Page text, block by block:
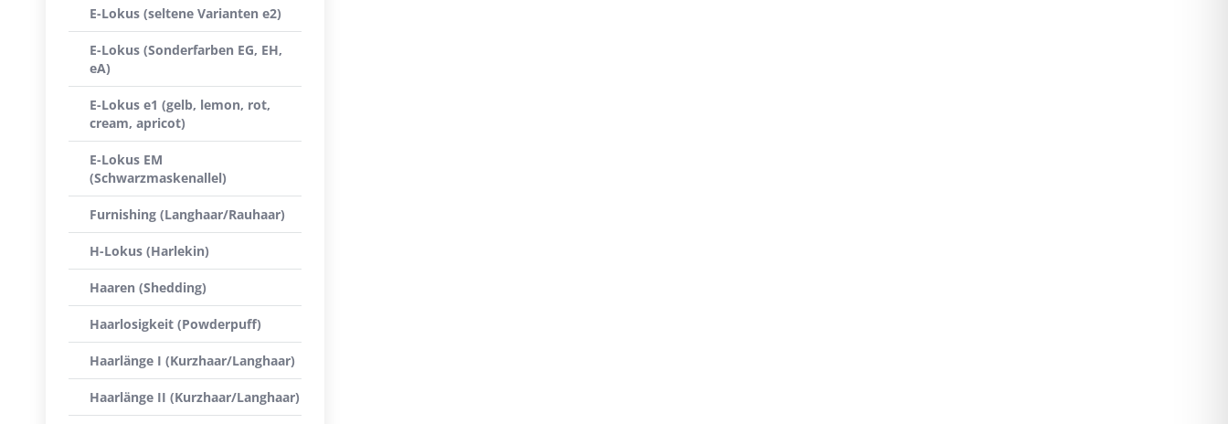
E-Lokus (seltene Varianten e2)
E-Lokus (Sonderfarben EG, EH,
eA)
E-Lokus e1 (gelb, lemon, rot,
cream, apricot)
E-Lokus EM
(Schwarzmaskenallel)
Furnishing (Langhaar/Rauhaar)
H-Lokus (Harlekin)
Haaren (Shedding)
Haarlosigkeit (Powderpuff)
Haarlänge I (Kurzhaar/Langhaar)
Haarlänge II (Kurzhaar/Langhaar)